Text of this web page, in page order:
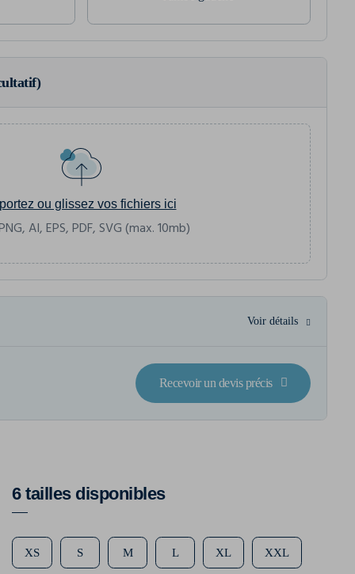
ou glissez vos fichiers ici
AI, EPS, PDF, SVG (max. 10mb)
Voir détails
Recevoir un devis précis
6 tailles disponibles
XS S M L XL XXL